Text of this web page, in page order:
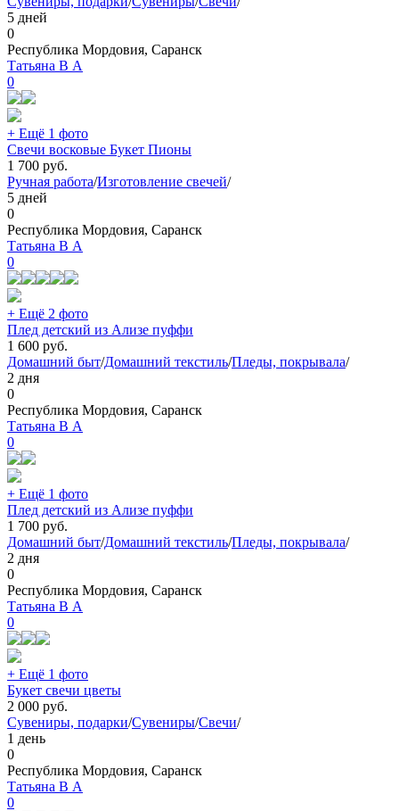
5 дней
0
Республика Мордовия, Саранск
Татьяна В А
0
+ Ещё 1 фото
Свечи восковые Букет Пионы
1 700 руб.
Ручная работа/Изготовление свечей/
5 дней
0
Республика Мордовия, Саранск
Татьяна В А
0
+ Ещё 2 фото
Плед детский из Ализе пуффи
1 600 руб.
Домашний быт/Домашний текстиль/Пледы, покрывала/
2 дня
0
Республика Мордовия, Саранск
Татьяна В А
0
+ Ещё 1 фото
Плед детский из Ализе пуффи
1 700 руб.
Домашний быт/Домашний текстиль/Пледы, покрывала/
2 дня
0
Республика Мордовия, Саранск
Татьяна В А
0
+ Ещё 1 фото
Букет свечи цветы
2 000 руб.
Сувениры, подарки/Сувениры/Свечи/
1 день
0
Республика Мордовия, Саранск
Татьяна В А
0